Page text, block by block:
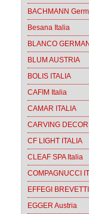
BACHMANN
Besana Italia
BLANCO
BLUM AUSTRIA
BOLIS ITALIA
CAFIM Italia
CAMAR ITALIA
CARVING
CF LIGHT ITALIA
CLEAF SPA Italia
COMPAGNUCCI
EFFEGI
EGGER Austria